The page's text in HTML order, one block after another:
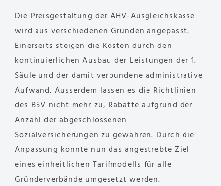
Die Preisgestaltung der AHV-Ausgleichskasse
wird aus verschiedenen Gründen angepasst.
Einerseits steigen die Kosten durch den
kontinuierlichen Ausbau der Leistungen der 1.
Säule und der damit verbundene administrative
Aufwand. Ausserdem lassen es die Richtlinien
des BSV nicht mehr zu, Rabatte aufgrund der
Anzahl der abgeschlossenen
Sozialversicherungen zu gewähren. Durch die
Anpassung konnte nun das angestrebte Ziel
eines einheitlichen Tarifmodells für alle
Gründerverbände umgesetzt werden.